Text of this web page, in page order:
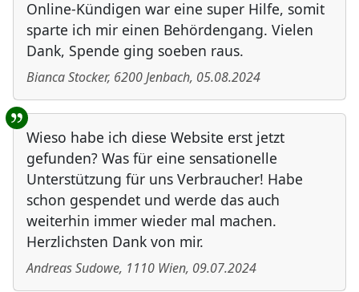
Online-Kündigen war eine super Hilfe, somit
sparte ich mir einen Behördengang. Vielen
Dank, Spende ging soeben raus.
Bianca Stocker, 6200Jenbach, 05.08.2024
Wieso habe ich diese Website erst jetzt
gefunden? Was für eine sensationelle
Unterstützung für uns Verbraucher! Habe
schon gespendet und werde das auch
weiterhin immer wieder mal machen.
Herzlichsten Dank von mir.
Andreas Sudowe, 1110 Wien, 09.07.2024